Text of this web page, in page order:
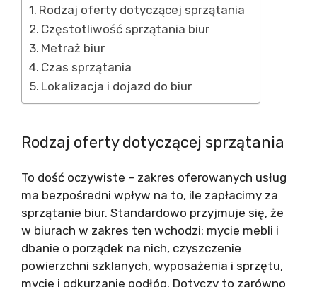
Rodzaj oferty dotyczącej sprzątania
Częstotliwość sprzątania biur
Metraż biur
Czas sprzątania
Lokalizacja i dojazd do biur
Rodzaj oferty dotyczącej sprzątania
To dość oczywiste – zakres oferowanych usług
ma bezpośredni wpływ na to, ile zapłacimy za
sprzątanie biur. Standardowo przyjmuje się, że
w biurach w zakres ten wchodzi: mycie mebli i
dbanie o porządek na nich, czyszczenie
powierzchni szklanych, wyposażenia i sprzętu,
mycie i odkurzanie podłóg. Dotyczy to zarówno